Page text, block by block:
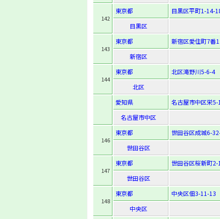
142
東京都
目黒区平町1-14-
目黒区
143
東京都
新宿区愛住町7番
新宿区
144
東京都
北区滝野川5-6-4
北区
愛知県
名古屋市中区栄5-
名古屋市中区
146
東京都
世田谷区成城6-
世田谷区
147
東京都
世田谷区桜新町2-
世田谷区
148
東京都
中央区佃3-11-13
中央区